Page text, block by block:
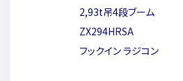
2,93t吊4段ブーム
ZX294HRSA
フックイン ラジコン